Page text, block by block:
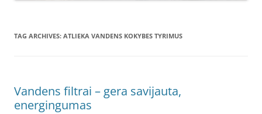
TAG ARCHIVES: ATLIEKA VANDENS KOKYBES TYRIMUS
Vandens filtrai – gera savijauta,
energingumas